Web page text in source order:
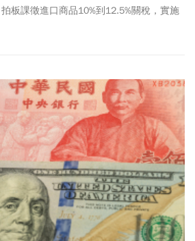
板課徵進口商品10%到12.5%關稅，實施
) 凌晨 12 時 01 分生效，以取代同一時
的最惠國（MFN）關稅低於10%，則MFN關
，若該產品的MFN關稅高於或等於
稅應為零。